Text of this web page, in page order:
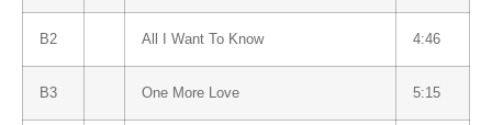
B2 All I Want To Know 4:46
B3 One More Love 5:15